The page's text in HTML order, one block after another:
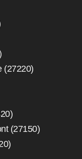
(27220)
(27150)